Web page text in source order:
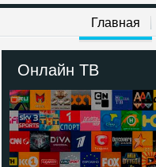
Главная
Онлайн ТВ